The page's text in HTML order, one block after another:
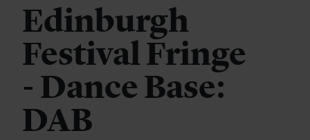
Edinburgh
Festival Fringe
- Dance Base:
DAB